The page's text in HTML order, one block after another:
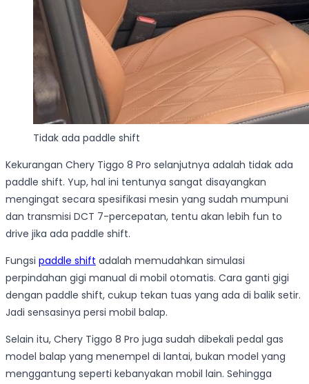
Tidak ada paddle shift
Kekurangan Chery Tiggo 8 Pro selanjutnya adalah tidak ada
paddle shift. Yup, hal ini tentunya sangat disayangkan
mengingat secara spesifikasi mesin yang sudah mumpuni
dan transmisi DCT 7-percepatan, tentu akan lebih fun to
drive jika ada paddle shift.
Fungsi paddle shift adalah memudahkan simulasi
perpindahan gigi manual di mobil otomatis. Cara ganti gigi
dengan paddle shift, cukup tekan tuas yang ada di balik setir.
Jadi sensasinya persi mobil balap.
Selain itu, Chery Tiggo 8 Pro juga sudah dibekali pedal gas
model balap yang menempel di lantai, bukan model yang
menggantung seperti kebanyakan mobil lain. Sehingga